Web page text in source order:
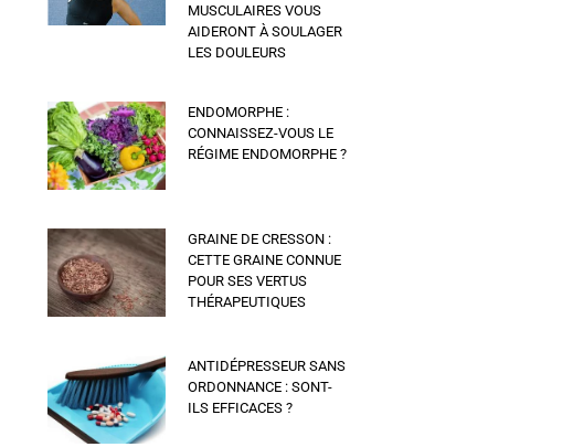
MUSCULAIRES VOUS
AIDERONT À SOULAGER
LES DOULEURS
ENDOMORPHE :
CONNAISSEZ-VOUS LE
RÉGIME ENDOMORPHE ?
GRAINE DE CRESSON :
CETTE GRAINE CONNUE
POUR SES VERTUS
THÉRAPEUTIQUES
ANTIDÉPRESSEUR SANS
ORDONNANCE : SONT-
ILS EFFICACES ?